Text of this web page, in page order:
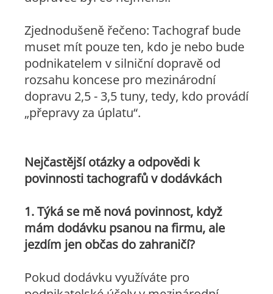
Zjednodušeně řečeno: Tachograf bude
muset mít pouze ten, kdo je nebo bude
podnikatelem v silniční dopravě od
rozsahu koncese pro mezinárodní
dopravu 2,5 - 3,5 tuny, tedy, kdo provádí
„přepravy za úplatu“.
Nejčastější otázky a odpovědi k
povinnosti tachografů v dodávkách
1. Týká se mě nová povinnost, když
mám dodávku psanou na firmu, ale
jezdím jen občas do zahraničí?
Pokud dodávku využíváte pro